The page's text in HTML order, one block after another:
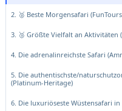
2. 🥈 Beste Morgensafari
3. 🥉 Größte Vielfalt an Aktivitäten
4. Die adrenalinreichste Safari
5. Die authentischste/
(Platinum-Heritage)
6. Die luxuriöseste Wüstensafari